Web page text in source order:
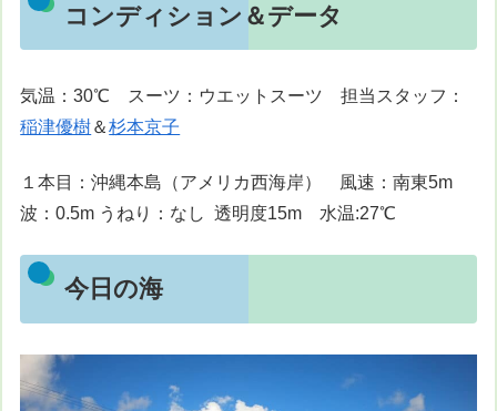
コンディション＆データ
気温：30℃ スーツ：ウエットスーツ 担当スタッフ：
稲津優樹＆杉本京子
１本目：沖縄本島（アメリカ西海岸） 風速：南東5m
波：0.5m うねり：なし 透明度15m 水温:27℃
今日の海